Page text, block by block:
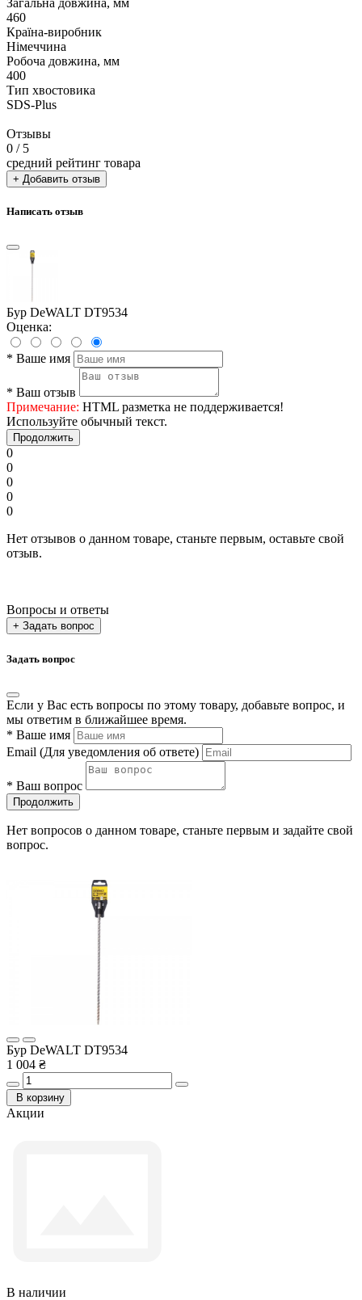
Загальна довжина, мм
460
Країна-виробник
Німеччина
Робоча довжина, мм
400
Тип хвостовика
SDS-Plus
Отзывы
0 / 5
средний рейтинг товара
+ Добавить отзыв
Написать отзыв
Бур DeWALT DT9534
Оценка:
* Ваше имя
* Ваш отзыв
Примечание: HTML разметка не поддерживается!
Используйте обычный текст.
Продолжить
0
0
0
0
0
Нет отзывов о данном товаре, станьте первым, оставьте свой
отзыв.
Вопросы и ответы
+ Задать вопрос
Задать вопрос
Если у Вас есть вопросы по этому товару, добавьте вопрос, и
мы ответим в ближайшее время.
* Ваше имя
Email (Для уведомления об ответе)
* Ваш вопрос
Продолжить
Нет вопросов о данном товаре, станьте первым и задайте свой
вопрос.
Бур DeWALT DT9534
1 004 ₴
В корзину
Акции
В наличии